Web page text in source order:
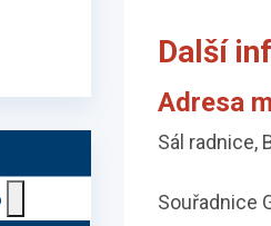
Další
Adresa
Sál radnice,
Souřadnice